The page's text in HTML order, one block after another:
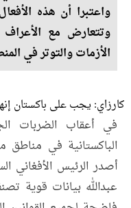
واعتبرا أن هذه
وتتعارض مع
الأزمات والتوتر في
كارزاي: يجب على باكستان
في أعقاب الضربات
أصدر الرئيس الأفغاني
عبدالله بيانات قوية